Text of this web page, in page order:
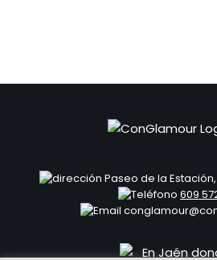
Paseo de la Estación,
609